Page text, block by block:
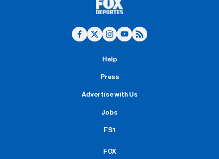
Help
Press
Advertise with Us
Jobs
FS1
FOX